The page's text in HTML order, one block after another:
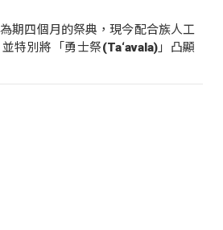
期四個月的祭典，現今配合族人工
特別將「勇士祭(Ta‘avala)」凸顯